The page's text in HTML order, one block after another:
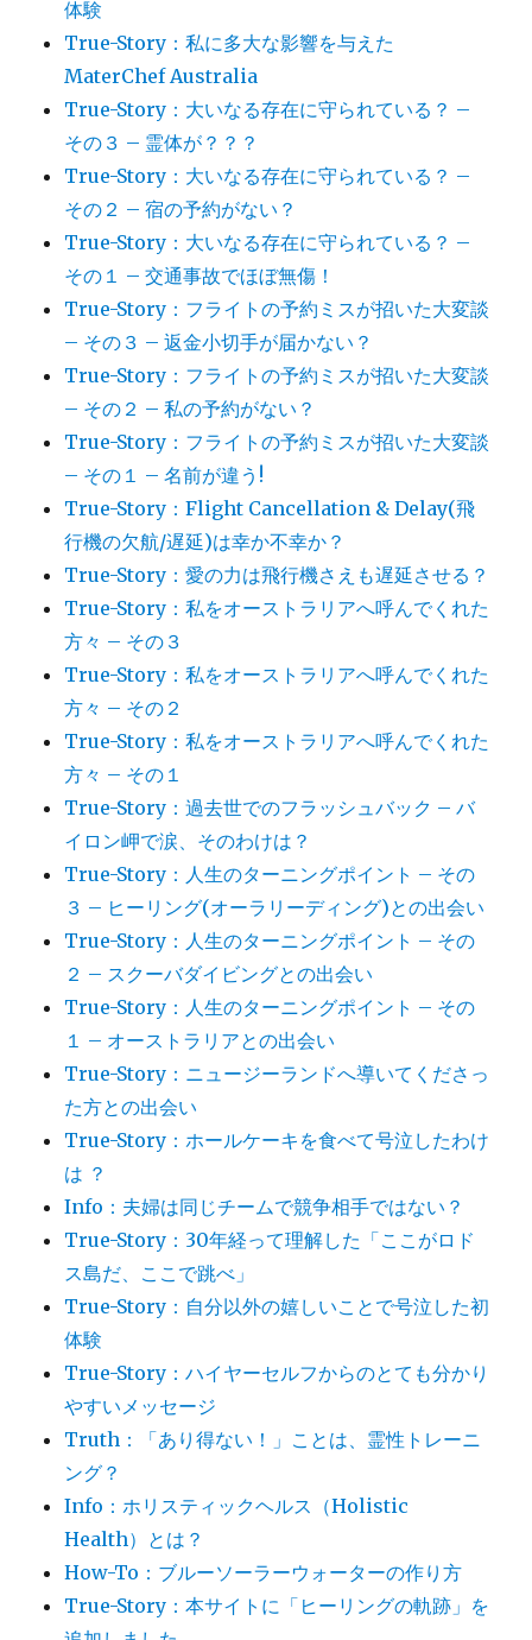
体験
True-Story：私に多大な影響を与えた
MaterChef Australia
True-Story：大いなる存在に守られている？ –
その３ – 霊体が？？？
True-Story：大いなる存在に守られている？ –
その２ – 宿の予約がない？
True-Story：大いなる存在に守られている？ –
その１ – 交通事故でほぼ無傷！
True-Story：フライトの予約ミスが招いた大変談
– その３ – 返金小切手が届かない？
True-Story：フライトの予約ミスが招いた大変談
– その２ – 私の予約がない？
True-Story：フライトの予約ミスが招いた大変談
– その１ – 名前が違う!
True-Story：Flight Cancellation & Delay(飛
行機の欠航/遅延)は幸か不幸か？
True-Story：愛の力は飛行機さえも遅延させる？
True-Story：私をオーストラリアへ呼んでくれた
方々 – その３
True-Story：私をオーストラリアへ呼んでくれた
方々 – その２
True-Story：私をオーストラリアへ呼んでくれた
方々 – その１
True-Story：過去世でのフラッシュバック – バ
イロン岬で涙、そのわけは？
True-Story：人生のターニングポイント – その
３ – ヒーリング(オーラリーディング)との出会い
True-Story：人生のターニングポイント – その
２ – スクーバダイビングとの出会い
True-Story：人生のターニングポイント – その
１ – オーストラリアとの出会い
True-Story：ニュージーランドへ導いてくださっ
た方との出会い
True-Story：ホールケーキを食べて号泣したわけ
は ？
Info：夫婦は同じチームで競争相手ではない？
True-Story：30年経って理解した「ここがロド
ス島だ、ここで跳べ」
True-Story：自分以外の嬉しいことで号泣した初
体験
True-Story：ハイヤーセルフからのとても分かり
やすいメッセージ
Truth：「あり得ない！」ことは、霊性トレーニ
ング？
Info：ホリスティックヘルス（Holistic
Health）とは？
How-To：ブルーソーラーウォーターの作り方
True-Story：本サイトに「ヒーリングの軌跡」を